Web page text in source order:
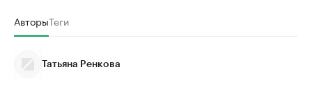
АвторыТеги
Татьяна Ренкова